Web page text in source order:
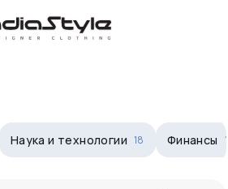
неттоваров
Наука и технологии 18 Финансы